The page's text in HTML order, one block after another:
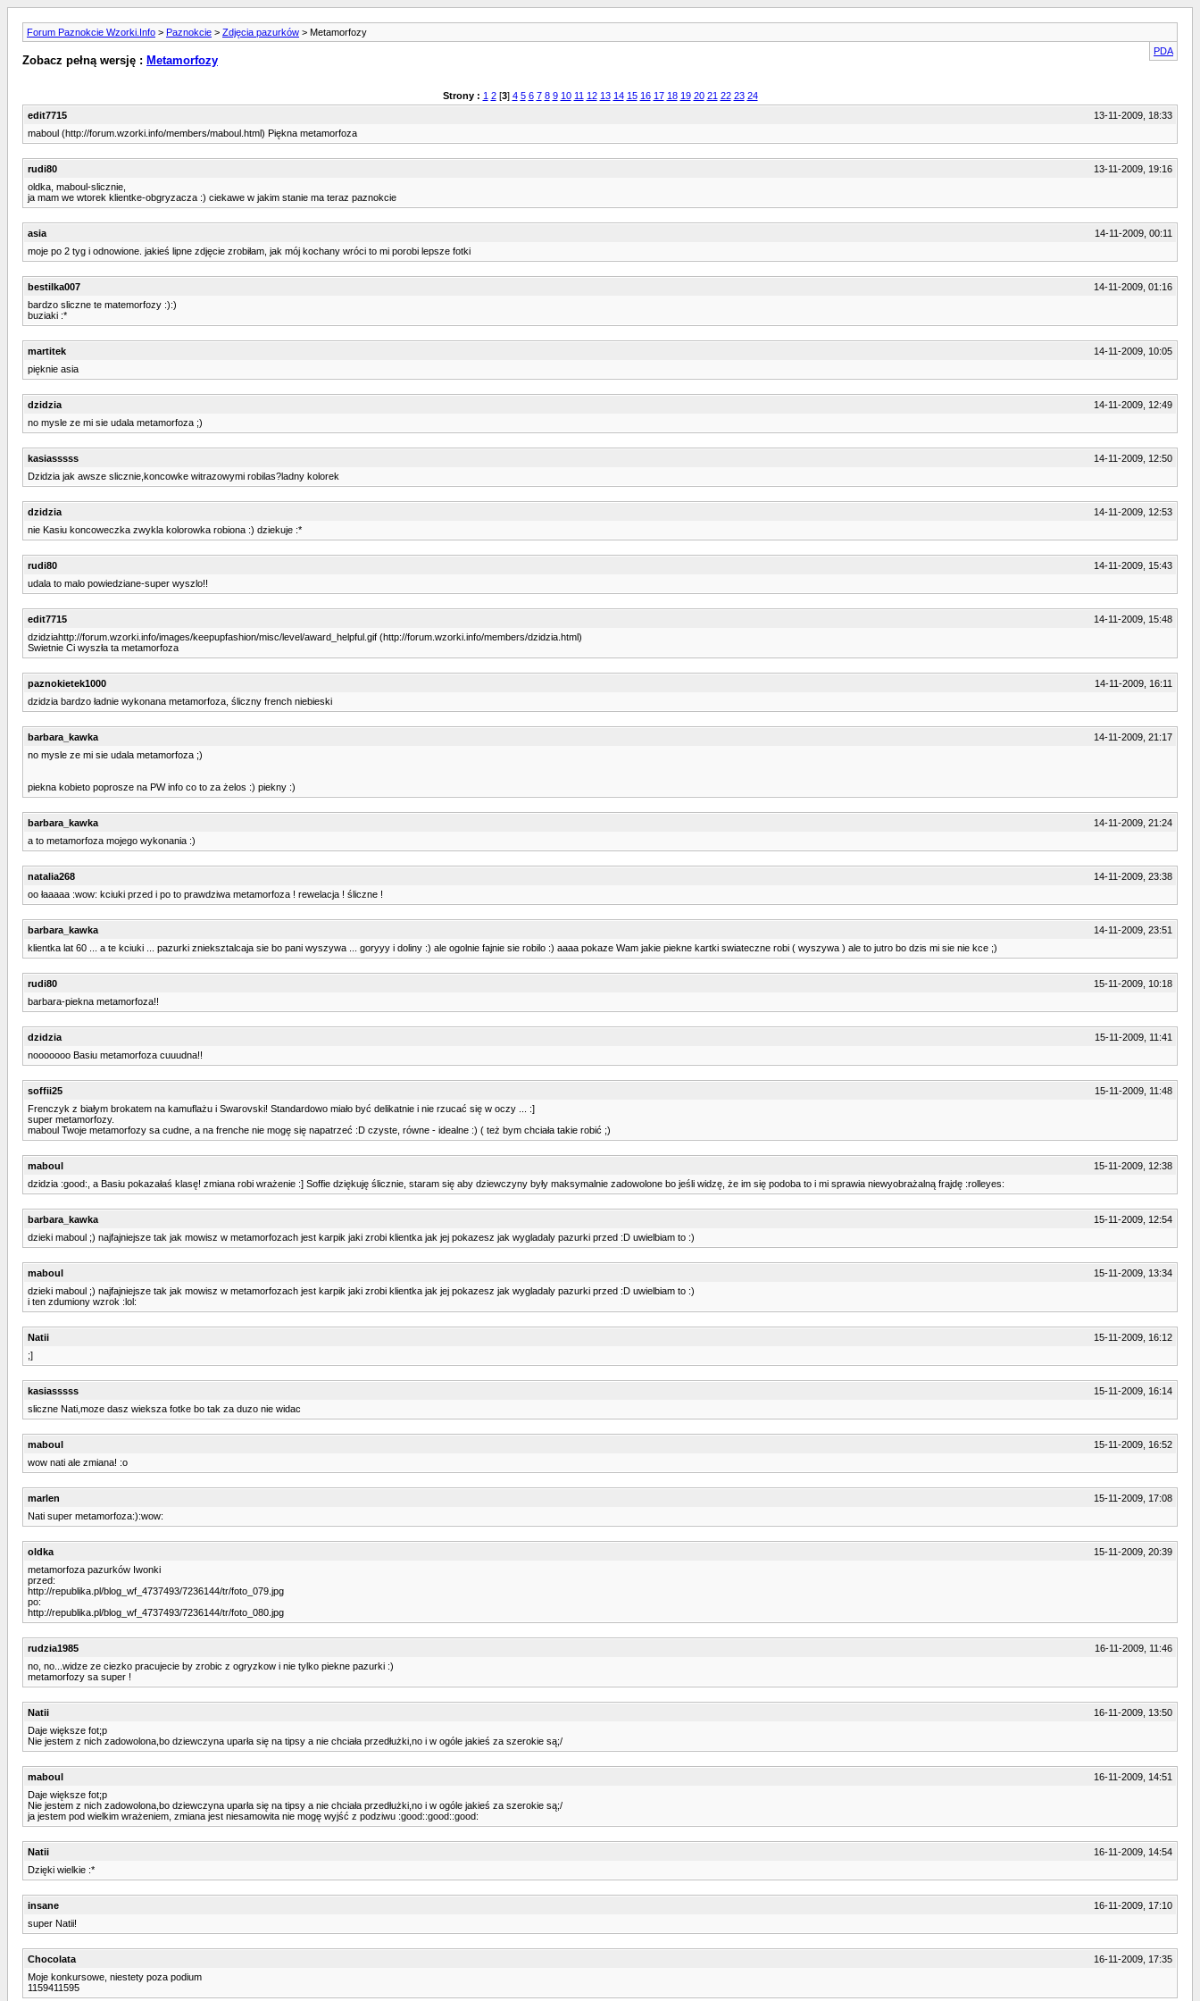
Forum Paznokcie Wzorki.Info > Paznokcie > Zdjęcia pazurków > Metamorfozy
PDA
Zobacz pełną wersję : Metamorfozy
Strony : 1 2[3] 4 5 6 7 8 9 10 11 12 13 14 15 16 17 18 19 20 21 22 23 24
edit7715
13-11-2009, 18:33
maboul (http://forum.wzorki.info/members/maboul.html) Piękna metamorfoza
rudi80
13-11-2009, 19:16
oldka, maboul-slicznie,
ja mam we wtorek klientke-obgryzacza :) ciekawe w jakim stanie ma teraz paznokcie
asia
14-11-2009, 00:11
moje po 2 tyg i odnowione. jakieś lipne zdjęcie zrobiłam, jak mój kochany wróci to mi porobi lepsze fotki
bestilka007
14-11-2009, 01:16
bardzo sliczne te matemorfozy :):)
buziaki :*
martitek
14-11-2009, 10:05
pięknie asia
dzidzia
14-11-2009, 12:49
no mysle ze mi sie udala metamorfoza ;)
kasiasssss
14-11-2009, 12:50
Dzidzia jak awsze slicznie,koncowke witrazowymi robilas?ladny kolorek
dzidzia
14-11-2009, 12:53
nie Kasiu koncoweczka zwykla kolorowka robiona :) dziekuje :*
rudi80
14-11-2009, 15:43
udala to malo powiedziane-super wyszlo!!
edit7715
14-11-2009, 15:48
dzidziahttp://forum.wzorki.info/images/keepupfashion/misc/level/award_helpful.gif (http://forum.wzorki.info/members/dzidzia.html)
Swietnie Ci wyszła ta metamorfoza
paznokietek1000
14-11-2009, 16:11
dzidzia bardzo ładnie wykonana metamorfoza, śliczny french niebieski
barbara_kawka
14-11-2009, 21:17
no mysle ze mi sie udala metamorfoza ;)
piekna kobieto poprosze na PW info co to za żelos :) piekny :)
barbara_kawka
14-11-2009, 21:24
a to metamorfoza mojego wykonania :)
natalia268
14-11-2009, 23:38
oo łaaaaa :wow: kciuki przed i po to prawdziwa metamorfoza ! rewelacja ! śliczne !
barbara_kawka
14-11-2009, 23:51
klientka lat 60 ... a te kciuki ... pazurki znieksztalcaja sie bo pani wyszywa ... goryyy i doliny :) ale ogolnie fajnie sie robilo :) aaaa pokaze Wam jakie piekne kartki swiateczne robi ( wyszywa ) ale to jutro bo dzis mi sie nie kce ;)
rudi80
15-11-2009, 10:18
barbara-piekna metamorfoza!!
dzidzia
15-11-2009, 11:41
nooooooo Basiu metamorfoza cuuudna!!
soffii25
15-11-2009, 11:48
Frenczyk z białym brokatem na kamuflażu i Swarovski! Standardowo miało być delikatnie i nie rzucać się w oczy ... :]
super metamorfozy.
maboul Twoje metamorfozy sa cudne, a na frenche nie mogę się napatrzeć :D czyste, równe - idealne :) ( też bym chciała takie robić ;)
maboul
15-11-2009, 12:38
dzidzia :good:, a Basiu pokazałaś klasę! zmiana robi wrażenie :] Soffie dziękuję ślicznie, staram się aby dziewczyny były maksymalnie zadowolone bo jeśli widzę, że im się podoba to i mi sprawia niewyobrażalną frajdę :rolleyes:
barbara_kawka
15-11-2009, 12:54
dzieki maboul ;) najfajniejsze tak jak mowisz w metamorfozach jest karpik jaki zrobi klientka jak jej pokazesz jak wygladaly pazurki przed :D uwielbiam to :)
maboul
15-11-2009, 13:34
dzieki maboul ;) najfajniejsze tak jak mowisz w metamorfozach jest karpik jaki zrobi klientka jak jej pokazesz jak wygladaly pazurki przed :D uwielbiam to :)
i ten zdumiony wzrok :lol:
Natii
15-11-2009, 16:12
;]
kasiasssss
15-11-2009, 16:14
sliczne Nati,moze dasz wieksza fotke bo tak za duzo nie widac
maboul
15-11-2009, 16:52
wow nati ale zmiana! :o
marlen
15-11-2009, 17:08
Nati super metamorfoza:):wow:
oldka
15-11-2009, 20:39
metamorfoza pazurków Iwonki
przed:
http://republika.pl/blog_wf_4737493/7236144/tr/foto_079.jpg
po:
http://republika.pl/blog_wf_4737493/7236144/tr/foto_080.jpg
rudzia1985
16-11-2009, 11:46
no, no...widze ze ciezko pracujecie by zrobic z ogryzkow i nie tylko piekne pazurki :)
metamorfozy sa super !
Natii
16-11-2009, 13:50
Daje większe fot;p
Nie jestem z nich zadowolona,bo dziewczyna uparła się na tipsy a nie chciała przedłużki,no i w ogóle jakieś za szerokie są;/
maboul
16-11-2009, 14:51
Daje większe fot;p
Nie jestem z nich zadowolona,bo dziewczyna uparła się na tipsy a nie chciała przedłużki,no i w ogóle jakieś za szerokie są;/
ja jestem pod wielkim wrażeniem, zmiana jest niesamowita nie mogę wyjść z podziwu :good::good::good:
Natii
16-11-2009, 14:54
Dzięki wielkie :*
insane
16-11-2009, 17:10
super Natii!
Chocolata
16-11-2009, 17:35
Moje konkursowe, niestety poza podium
1159411595